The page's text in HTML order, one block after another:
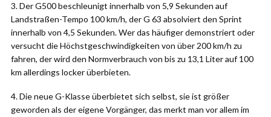
3. Der G500 beschleunigt innerhalb von 5,9 Sekunden auf
Landstraßen-Tempo 100 km/h, der G 63 absolviert den Sprint
innerhalb von 4,5 Sekunden. Wer das häufiger demonstriert oder
versucht die Höchstgeschwindigkeiten von über 200 km/h zu
fahren, der wird den Normverbrauch von bis zu 13,1 Liter auf 100
km allerdings locker überbieten.
4. Die neue G-Klasse überbietet sich selbst, sie ist größer
geworden als der eigene Vorgänger, das merkt man vor allem im